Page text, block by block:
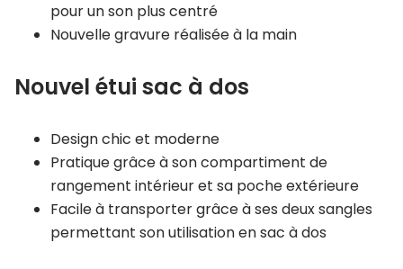
pour un son plus centré
Nouvelle gravure réalisée à la main
Nouvel étui sac à dos
Design chic et moderne
Pratique grâce à son compartiment de
rangement intérieur et sa poche extérieure
Facile à transporter grâce à ses deux sangles
permettant son utilisation en sac à dos